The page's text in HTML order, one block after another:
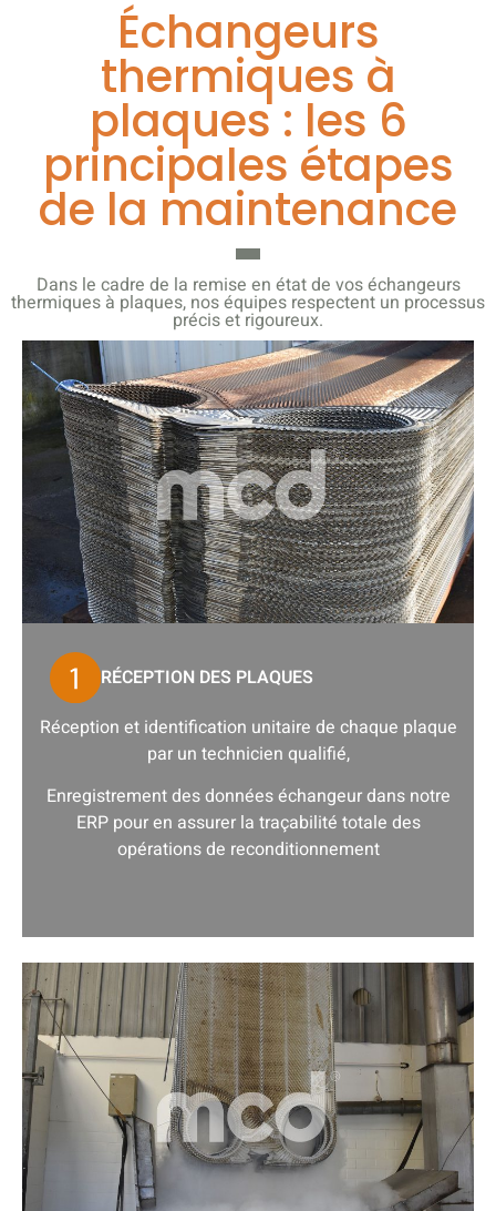
Échangeurs
thermiques à
plaques : les 6
principales étapes
de la maintenance
Dans le cadre de la remise en état de vos échangeurs
thermiques à plaques, nos équipes respectent un processus
précis et rigoureux.
RÉCEPTION DES PLAQUES
Réception et identification unitaire de chaque plaque
par un technicien qualifié,
Enregistrement des données échangeur dans notre
ERP pour en assurer la traçabilité totale des
opérations de reconditionnement